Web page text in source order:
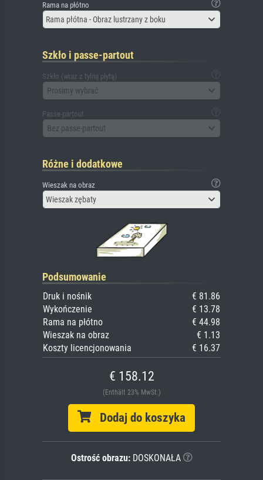
Rama na płótno
Rama płótna - Obraz lustrzany z boku
Szkło i passe-partout
Szkło (wraz z tylną płytą)
Prosimy wybrać
Passe-partout
Bez passe-partout
Różne i dodatkowe
Wieszak na obraz
Wieszak zębaty
Podsumowanie
Druk i nośnik
€ 81.86
Wykończenie
€ 13.78
Rama na płótno
€ 44.98
Wieszak na obraz
€ 1.13
Koszty licencjonowania
€ 16.37
€ 158.12
(Enthält 23% MwSt.)
Dodaj do koszyka
Ostrość obrazu:DOSKONAŁA